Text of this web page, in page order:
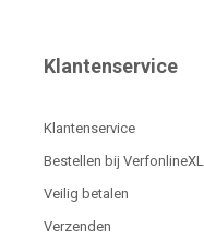
Klantenservice
Klantenservice
Bestellen bij VerfonlineXL
Veilig betalen
Verzenden